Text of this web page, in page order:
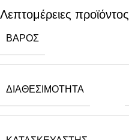
Λεπτομέρειες προϊόντος
ΒΆΡΟΣ
ΔΙΑΘΕΣΙΜΌΤΗΤΑ